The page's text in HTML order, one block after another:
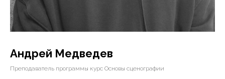
Андрей Медведев
Преподаватель программы курс Основы сценографии